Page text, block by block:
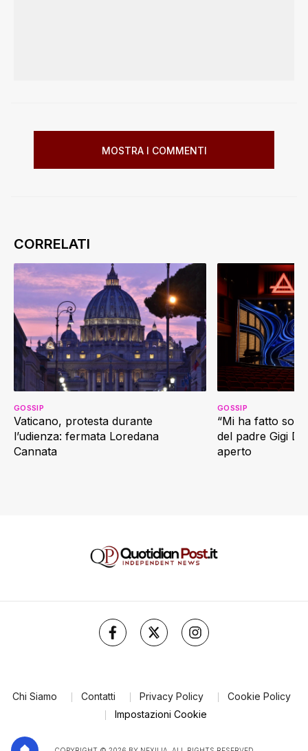
MOSTRA I COMMENTI
Vaticano, protesta durante
l’udienza: fermata Loredana
Cannata
GOSSIP
“Mi ha fatto
del padre Gigi
aperto
GOSSIP
Chi Siamo Contatti Privacy Policy
Cookie Policy
Impostazioni Cookie